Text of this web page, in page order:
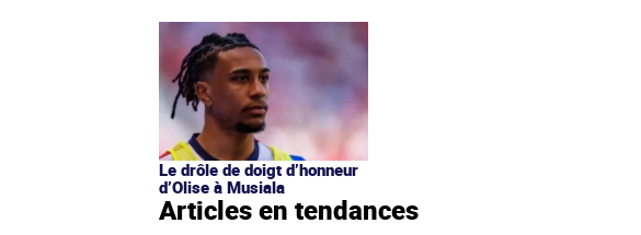
Le drôle de doigt d’honneur
d’Olise à Musiala
Articles en tendances